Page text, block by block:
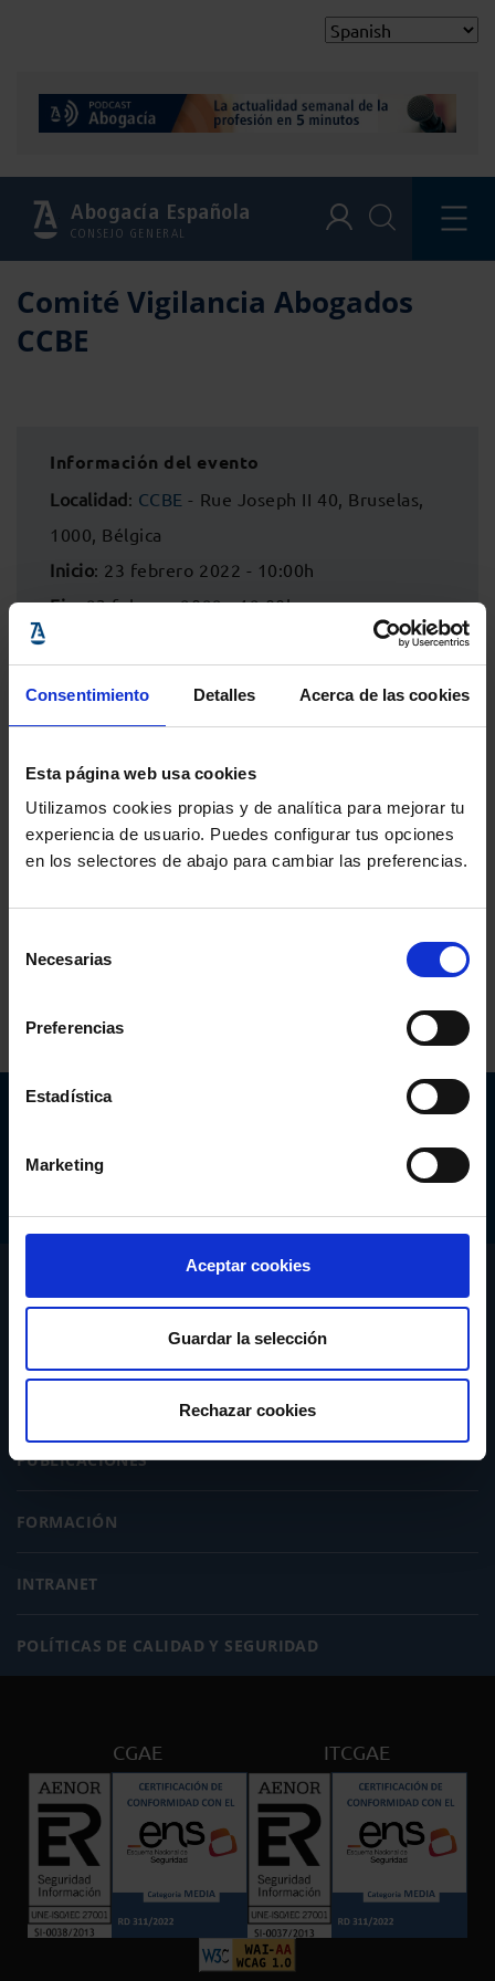
Consentimiento Detalles Acerca de las cookies
Esta página web usa cookies
Utilizamos cookies propias y de analítica para mejorar tu
experiencia de usuario. Puedes configurar tus opciones
en los selectores de abajo para cambiar las preferencias.
Necesarias
Preferencias
Estadística
Marketing
Aceptar cookies
Guardar la selección
Rechazar cookies
Abogacía Española
CONSEJO GENERAL
Comité Vigilancia Abogados
CCBE
Información del evento
Localidad: CCBE - Rue Joseph II 40, Bruselas,
1000, Bélgica
Inicio: 23 febrero 2022 - 10:00h
Fin: 23 febrero 2022 - 12:00h
PUBLICACIONES
FORMACIÓN
INTRANET
POLÍTICAS DE CALIDAD Y SEGURIDAD
CGAE ITCGAE